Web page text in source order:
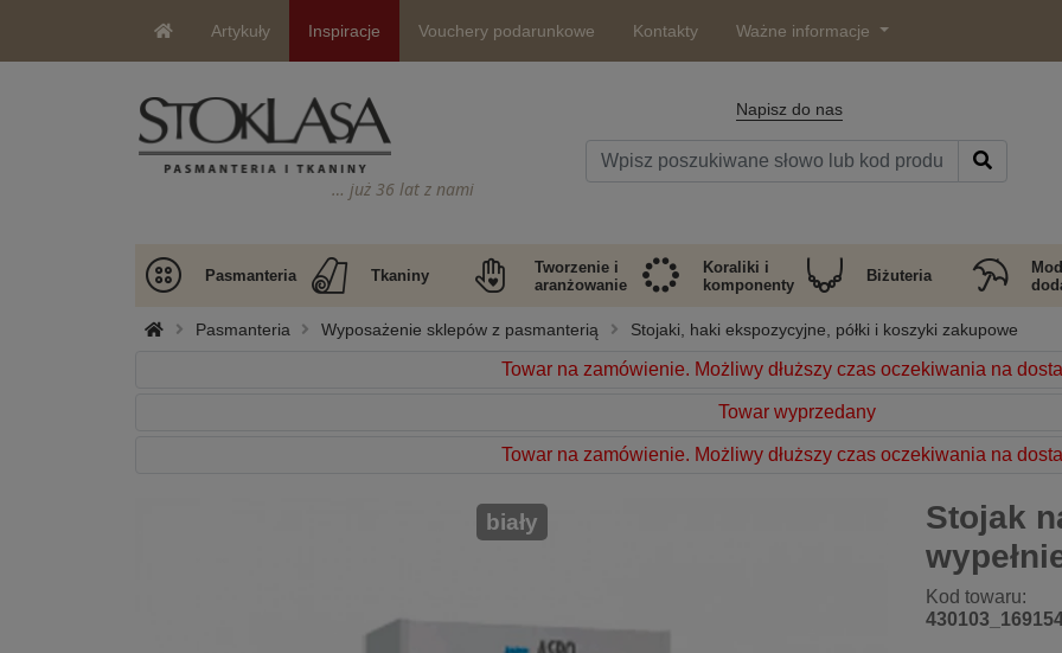
Artykuły Inspiracje Vouchery podarunkowe Kontakty Ważne informacje
… już 36 lat z nami
Napisz do nas
Pasmanteria Tkaniny
Tworzenie i
aranżowanie
Koraliki i
komponenty
Biżuteria
Pasmanteria Wyposażenie sklepów z pasmanterią Stojaki, haki ekspozycyjne, półki i koszyki zakupowe
Towar na zamówienie. Możliwy dłuższy czas oczekiwania na
Towar wyprzedany
Towar na zamówienie. Możliwy dłuższy czas oczekiwania na
Stojak
Kod towaru:
biały